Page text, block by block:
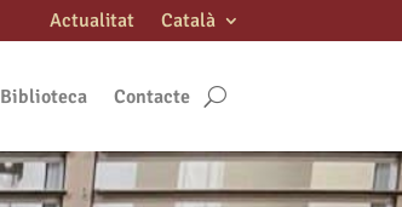
Actualitat Català
Biblioteca Contacte